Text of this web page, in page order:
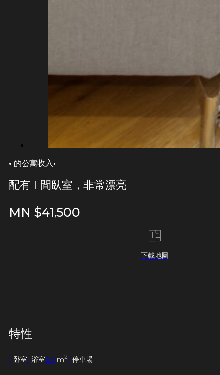
· 的公寓收入 ·
配有 1 間臥室，非常漂亮
MN $41,500
下載地圖
特性
1 卧室1 浴室80 m21 停車場